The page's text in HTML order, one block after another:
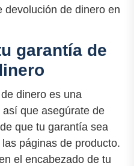
devolución de dinero en
garantía de
dinero es una
que asegúrate de
que tu garantía sea
páginas de producto.
el encabezado de tu